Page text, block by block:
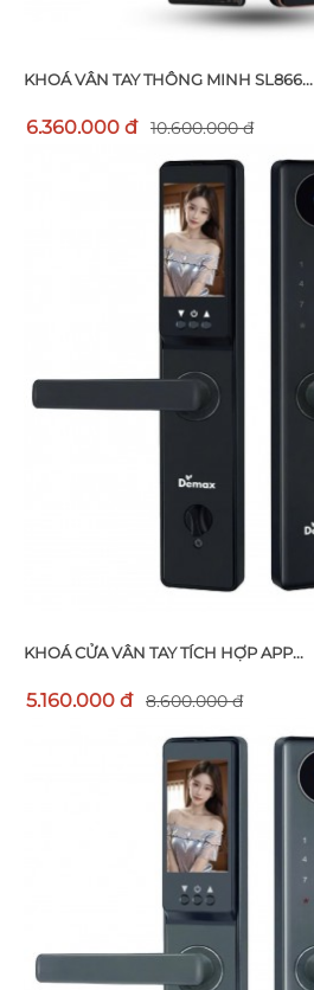
KHOÁ VÂN TAY THÔNG MINH SL866...
6.360.000 đ 10.600.000 đ
KHOÁ CỬA VÂN TAY TÍCH HỢP APP...
5.160.000 đ 8.600.000 đ